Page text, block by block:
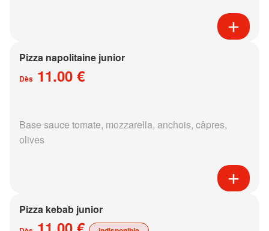
Pizza napolitaine junior
Dès 11.00 €
Base sauce tomate, mozzarella, anchois, câpres,
olives
Pizza kebab junior